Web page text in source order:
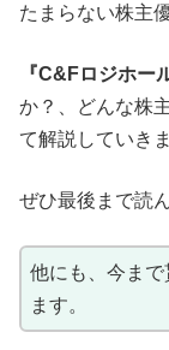
たまらない株主
『C&Fロジホー
か？、どんな株
て解説していきま
ぜひ最後まで読
他にも、今ま
ます。